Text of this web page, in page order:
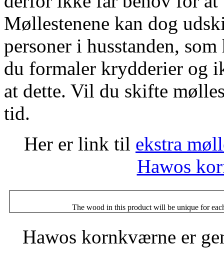
Møllestenene kan dog
personer i husstanden,
du formaler krydderier og
at dette. Vil du skifte
tid.
Her er link til ekstra
Hawos
The wood in this product will be unique for
Hawos kornkværne er